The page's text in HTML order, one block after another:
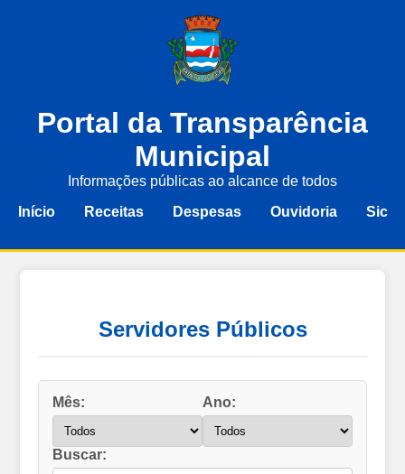
Portal da Transparência
Municipal
Informações públicas ao alcance de todos
Início
Receitas Despesas Ouvidoria Sic
Servidores Públicos
Mês: Ano:
Buscar: